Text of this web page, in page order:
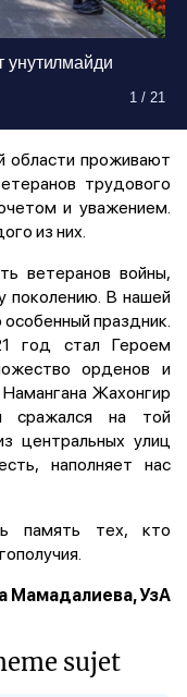
унутилмайди
1 / 21
1 / 21
1 / 21
1 / 21
1 / 21
1 / 21
1 / 21
1 / 21
1 / 21
1 / 21
1 / 21
1 / 21
1 / 21
1 / 21
1 / 21
1 / 21
1 / 21
1 / 21
1 / 21
1 / 21
области проживают
трудового
и уважением.
из них.
ветеранов войны,
поколению. В нашей
праздник.
год стал Героем
орденов и
Жахонгир
сражался на той
центральных улиц
наполняет нас
память тех, кто
Мамадалиева, УзА
sujet